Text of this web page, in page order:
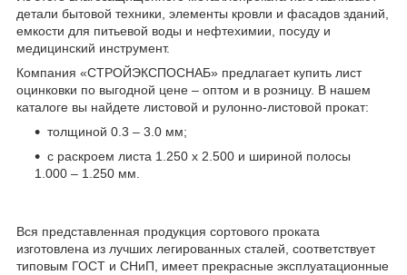
детали бытовой техники, элементы кровли и фасадов зданий,
емкости для питьевой воды и нефтехимии, посуду и
медицинский инструмент.
Компания «СТРОЙЭКСПОСНАБ» предлагает купить лист
оцинковки по выгодной цене – оптом и в розницу. В нашем
каталоге вы найдете листовой и рулонно-листовой прокат:
толщиной 0.3 – 3.0 мм;
с раскроем листа 1.250 х 2.500 и шириной полосы
1.000 – 1.250 мм.
Вся представленная продукция сортового проката
изготовлена из лучших легированных сталей, соответствует
типовым ГОСТ и СНиП, имеет прекрасные эксплуатационные